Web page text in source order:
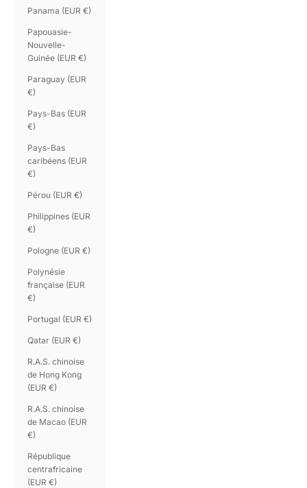
Panama (EUR €)
Papouasie-
Nouvelle-
Guinée (EUR €)
Paraguay (EUR
€)
Pays-Bas (EUR
€)
Pays-Bas
caribéens (EUR
€)
Pérou (EUR €)
Philippines (EUR
€)
Pologne (EUR €)
Polynésie
française (EUR
€)
Portugal (EUR €)
Qatar (EUR €)
R.A.S. chinoise
de Hong Kong
(EUR €)
R.A.S. chinoise
de Macao (EUR
€)
République
centrafricaine
(EUR €)